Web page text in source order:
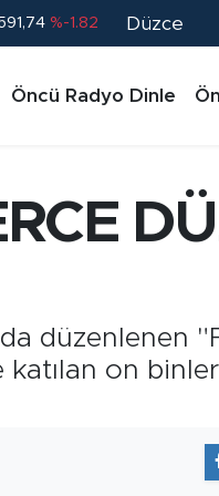
%0.02
%0.18
%-1.82
Düzce
Öncü Radyo Dinle
düzenlenen
on